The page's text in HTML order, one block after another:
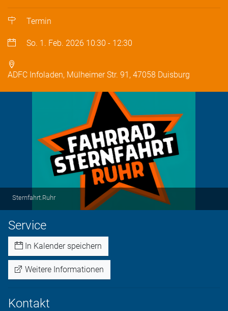
Termin
So. 1. Feb. 2026 10:30 - 12:30
ADFC Infoladen, Mülheimer Str. 91, 47058 Duisburg
Sternfahrt.Ruhr
Service
In Kalender speichern
Weitere Informationen
Kontakt